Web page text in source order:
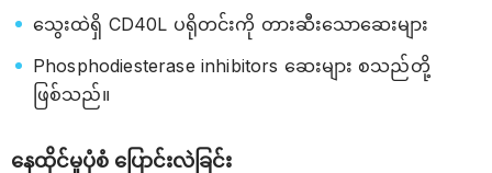
သွေးထဲရှိ CD40L ပရိုတင်းကို တားဆီးသောဆေးများ
Phosphodiesterase inhibitors ဆေးများ စသည်တို့
ဖြစ်သည်။
နေထိုင်မှုပုံစံ ပြောင်းလဲခြင်း